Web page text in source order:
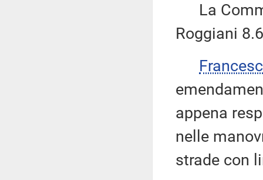
La
Roggiani
appena
nelle
strade con